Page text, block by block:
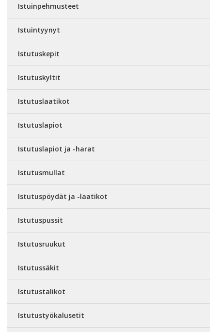
Istuinpehmusteet
Istuintyynyt
Istutuskepit
Istutuskyltit
Istutuslaatikot
Istutuslapiot
Istutuslapiot ja -harat
Istutusmullat
Istutuspöydät ja -laatikot
Istutuspussit
Istutusruukut
Istutussäkit
Istutustalikot
Istutustyökalusetit